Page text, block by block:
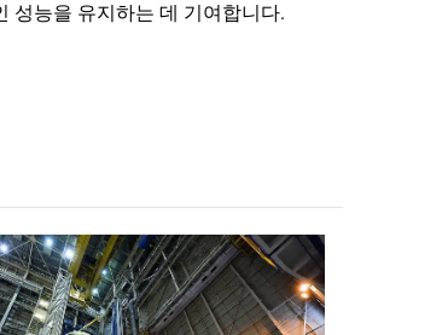
성능을 유지하는 데 기여합니다.